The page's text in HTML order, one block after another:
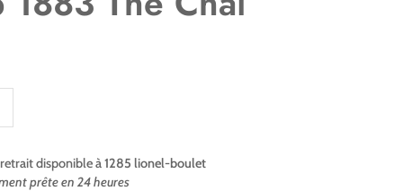
disponible à1285 lionel-boulet
prête en 24 heures